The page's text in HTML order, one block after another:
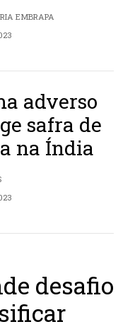
EMBRAPA
adverso
safra de
na Índia
desafio